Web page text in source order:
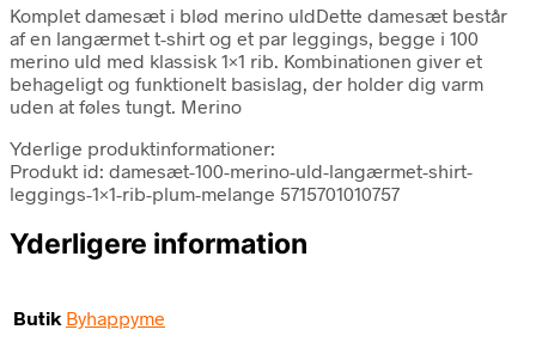
Komplet damesæt i blød merino uldDette damesæt består
af en langærmet t-shirt og et par leggings, begge i 100
merino uld med klassisk 1×1 rib. Kombinationen giver et
behageligt og funktionelt basislag, der holder dig varm
uden at føles tungt. Merino
Yderlige produktinformationer:
Produkt id: damesæt-100-merino-uld-langærmet-shirt-
leggings-1×1-rib-plum-melange 5715701010757
Yderligere information
Butik Byhappyme